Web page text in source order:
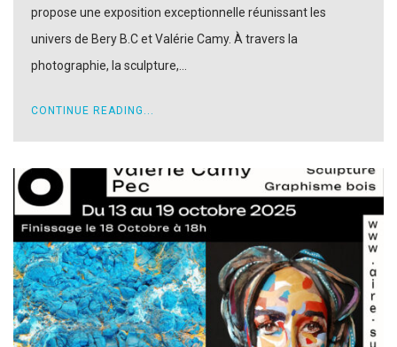
propose une exposition exceptionnelle réunissant les
univers de Bery B.C et Valérie Camy. À travers la
photographie, la sculpture,…
CONTINUE READING...